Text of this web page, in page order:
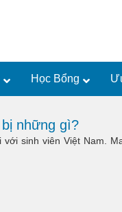
Học Bổng
những gì?
sinh viên Việt Nam.